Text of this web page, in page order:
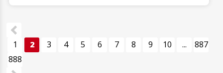
1 2 3 4 5 6 7 8 9 10 ...
887
888